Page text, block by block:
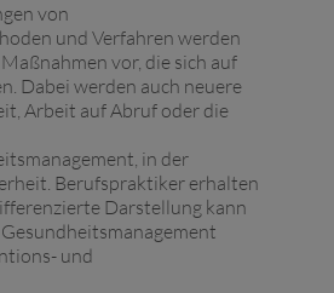
von
und Verfahren werden
vor, die sich auf
Dabei werden auch neuere
Arbeit auf Abruf oder die
in der
Berufspraktiker erhalten
Darstellung kann
und